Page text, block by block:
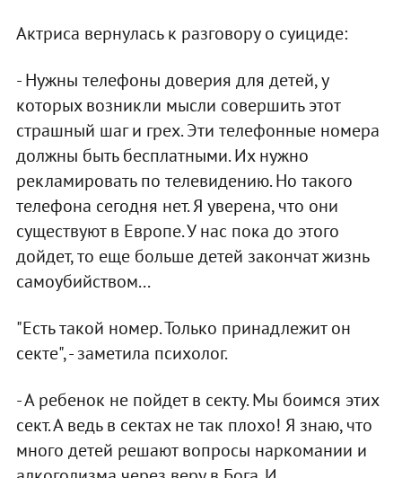
Актриса вернулась к разговору о суициде:
- Нужны телефоны доверия для детей, у
которых возникли мысли совершить этот
страшный шаг и грех. Эти телефонные номера
должны быть бесплатными. Их нужно
рекламировать по телевидению. Но такого
телефона сегодня нет. Я уверена, что они
существуют в Европе. У нас пока до этого
дойдет, то еще больше детей закончат жизнь
самоубийством...
"Есть такой номер. Только принадлежит он
секте", - заметила психолог.
- А ребенок не пойдет в секту. Мы боимся этих
сект. А ведь в сектах не так плохо! Я знаю, что
много детей решают вопросы наркомании и